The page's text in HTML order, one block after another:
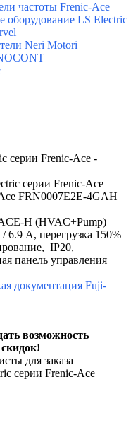
частоты Frenic-Ace
оборудование LS Electric
Neri Motori
серии Frenic-Ace -
H (HVAC+Pump)
6.9 A, перегрузка 150%
IP20,
панель управления
возможность
для заказа
серии Frenic-Ace